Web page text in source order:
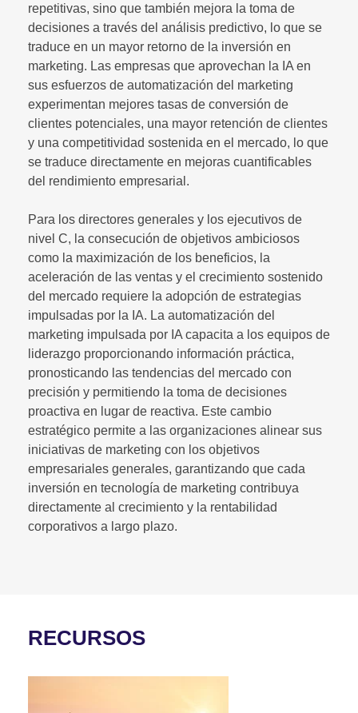
repetitivas, sino que también mejora la toma de
decisiones a través del análisis predictivo, lo que se
traduce en un mayor retorno de la inversión en
marketing. Las empresas que aprovechan la IA en
sus esfuerzos de automatización del marketing
experimentan mejores tasas de conversión de
clientes potenciales, una mayor retención de clientes
y una competitividad sostenida en el mercado, lo que
se traduce directamente en mejoras cuantificables
del rendimiento empresarial.
Para los directores generales y los ejecutivos de
nivel C, la consecución de objetivos ambiciosos
como la maximización de los beneficios, la
aceleración de las ventas y el crecimiento sostenido
del mercado requiere la adopción de estrategias
impulsadas por la IA. La automatización del
marketing impulsada por IA capacita a los equipos de
liderazgo proporcionando información práctica,
pronosticando las tendencias del mercado con
precisión y permitiendo la toma de decisiones
proactiva en lugar de reactiva. Este cambio
estratégico permite a las organizaciones alinear sus
iniciativas de marketing con los objetivos
empresariales generales, garantizando que cada
inversión en tecnología de marketing contribuya
directamente al crecimiento y la rentabilidad
corporativos a largo plazo.
RECURSOS